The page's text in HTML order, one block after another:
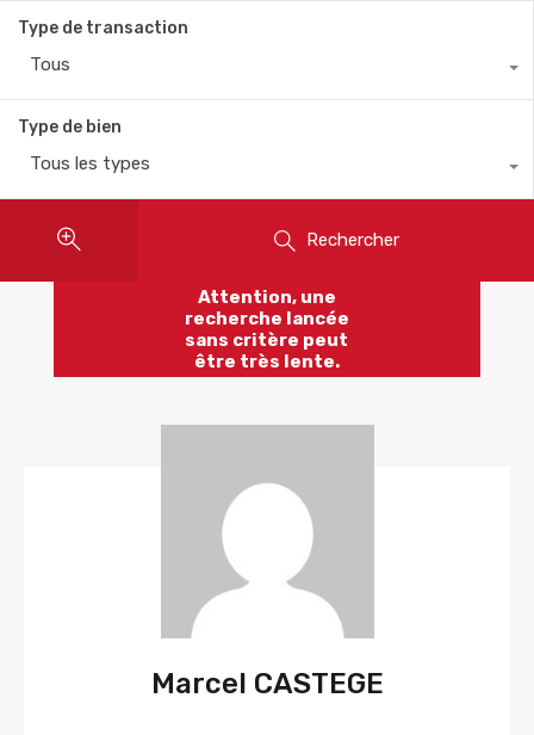
Type de transaction
Tous
Type de bien
Tous les types
Rechercher
Attention, une
recherche lancée
sans critère peut
être très lente.
Marcel CASTEGE